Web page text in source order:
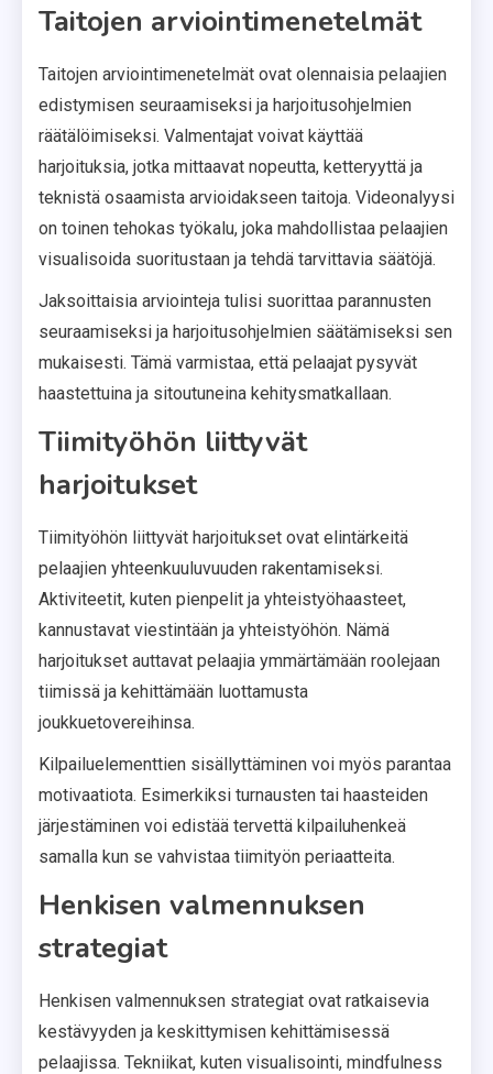
Taitojen arviointimenetelmät
Taitojen arviointimenetelmät ovat olennaisia pelaajien
edistymisen seuraamiseksi ja harjoitusohjelmien
räätälöimiseksi. Valmentajat voivat käyttää
harjoituksia, jotka mittaavat nopeutta, ketteryyttä ja
teknistä osaamista arvioidakseen taitoja. Videonalyysi
on toinen tehokas työkalu, joka mahdollistaa pelaajien
visualisoida suoritustaan ja tehdä tarvittavia säätöjä.
Jaksoittaisia arviointeja tulisi suorittaa parannusten
seuraamiseksi ja harjoitusohjelmien säätämiseksi sen
mukaisesti. Tämä varmistaa, että pelaajat pysyvät
haastettuina ja sitoutuneina kehitysmatkallaan.
Tiimityöhön liittyvät
harjoitukset
Tiimityöhön liittyvät harjoitukset ovat elintärkeitä
pelaajien yhteenkuuluvuuden rakentamiseksi.
Aktiviteetit, kuten pienpelit ja yhteistyöhaasteet,
kannustavat viestintään ja yhteistyöhön. Nämä
harjoitukset auttavat pelaajia ymmärtämään roolejaan
tiimissä ja kehittämään luottamusta
joukkuetovereihinsa.
Kilpailuelementtien sisällyttäminen voi myös parantaa
motivaatiota. Esimerkiksi turnausten tai haasteiden
järjestäminen voi edistää tervettä kilpailuhenkeä
samalla kun se vahvistaa tiimityön periaatteita.
Henkisen valmennuksen
strategiat
Henkisen valmennuksen strategiat ovat ratkaisevia
kestävyyden ja keskittymisen kehittämisessä
pelaajissa. Tekniikat, kuten visualisointi, mindfulness